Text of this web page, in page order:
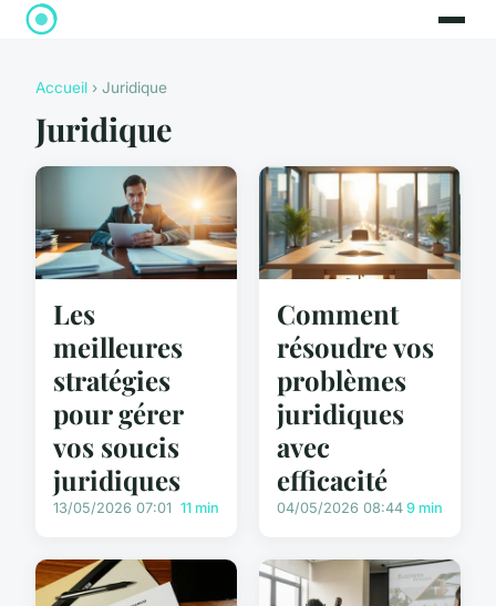
Accueil › Juridique
Juridique
Les
meilleures
stratégies
pour gérer
vos soucis
juridiques
13/05/2026 07:01 11 min
Comment
résoudre vos
problèmes
juridiques
avec
efficacité
04/05/2026 08:44 9 min